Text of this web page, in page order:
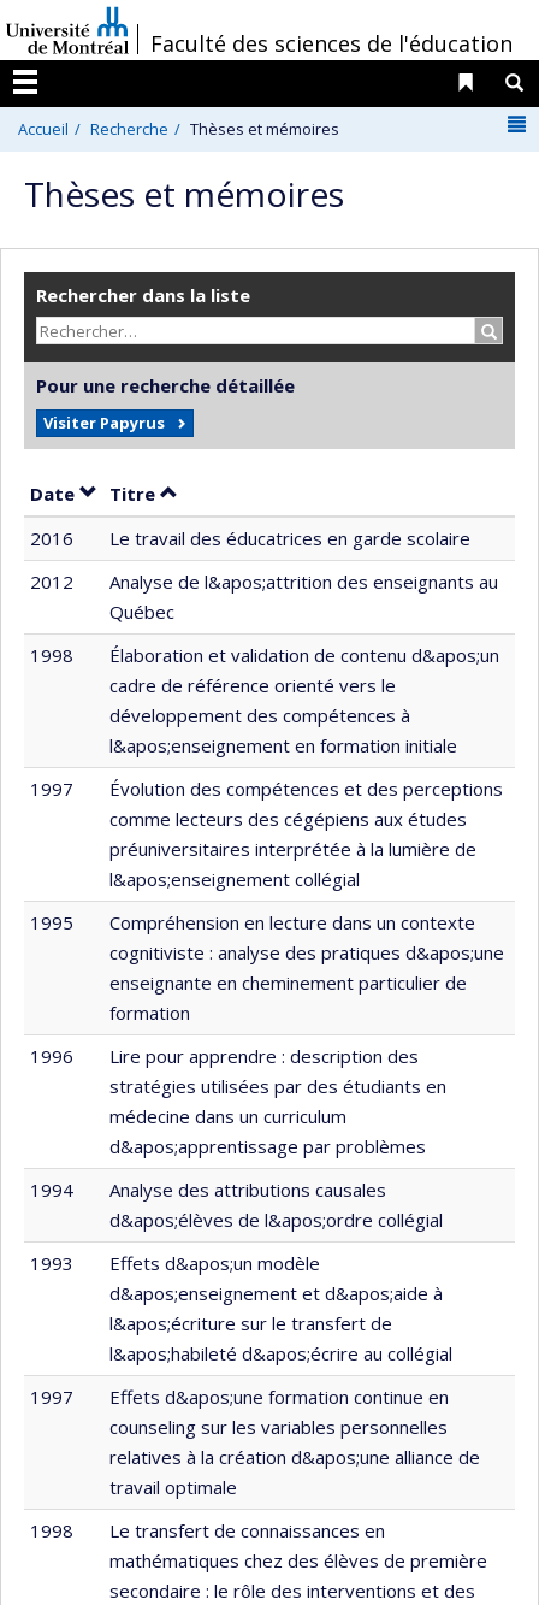
au
contenu
/Faculté des sciences de l'éducation
Menu
Liens
Accueil Recherche Thèses et mémoires
Thèses et mémoires
Rechercher dans la liste
Pour une recherche détaillée
Visiter Papyrus
Date Trier par date en ordre décroissant
Titre Trier par titre en ordre décroissant
2016
Le travail des éducatrices en garde scolaire
2012
Analyse de l&apos;attrition des enseignants au
Québec
1998
Élaboration et validation de contenu d&apos;un
cadre de référence orienté vers le
développement des compétences à
l&apos;enseignement en formation initiale
1997
Évolution des compétences et des perceptions
comme lecteurs des cégépiens aux études
préuniversitaires interprétée à la lumière de
l&apos;enseignement collégial
1995
Compréhension en lecture dans un contexte
cognitiviste : analyse des pratiques d&apos;une
enseignante en cheminement particulier de
formation
1996
Lire pour apprendre : description des
stratégies utilisées par des étudiants en
médecine dans un curriculum
d&apos;apprentissage par problèmes
1994
Analyse des attributions causales
d&apos;élèves de l&apos;ordre collégial
1993
Effets d&apos;un modèle
d&apos;enseignement et d&apos;aide à
l&apos;écriture sur le transfert de
l&apos;habileté d&apos;écrire au collégial
1997
Effets d&apos;une formation continue en
counseling sur les variables personnelles
relatives à la création d&apos;une alliance de
travail optimale
1998
Le transfert de connaissances en
mathématiques chez des élèves de première
secondaire : le rôle des interventions et des